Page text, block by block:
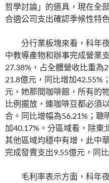
哲學討論」的道具，現在全
合適公司支出確認季候性特
分行業板塊來看，科年
中教導產物和辦事完成營業
27.38%，占全體營收比重為
21.8億元，同比增加42.55%
元，她那間咖啡館，所有的
比例擺放，連咖啡豆都必須
合。同比增幅為56.21%；聰
加40.17%。分區域看，除東
其他區域均穩中有增，此中
完成發賣支出9.55億元，同
毛利率表示方面，科年